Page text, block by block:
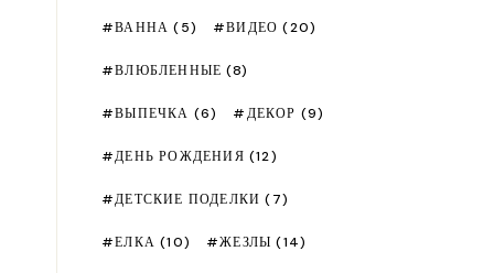
ВАННА (5) ВИДЕО (20)
ВЛЮБЛЕННЫЕ (8)
ВЫПЕЧКА (6) ДЕКОР (9)
ДЕНЬ РОЖДЕНИЯ (12)
ДЕТСКИЕ ПОДЕЛКИ (7)
ЕЛКА (10) ЖЕЗЛЫ (14)